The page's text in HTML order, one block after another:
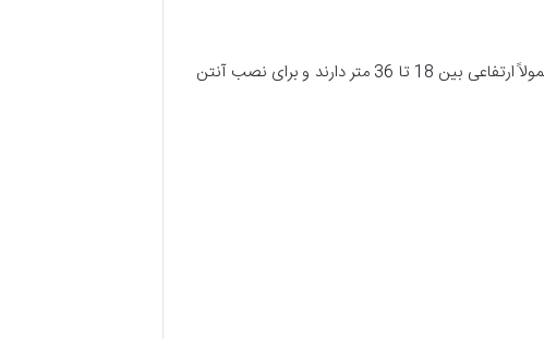
، نوعی دکل مخابراتی است که از قطعات فلزی چند وجهی ساخته می شود. این دکل ها معمولاً ارتفاعی بین 18 تا 36 متر دارند و برای نصب آنتن